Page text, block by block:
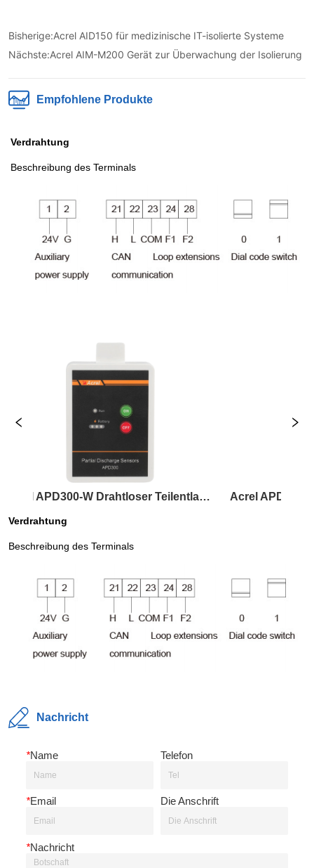
Bisherige:Acrel AID150 für medizinische IT-isolierte Systeme
Nächste:Acrel AIM-M200 Gerät zur Überwachung der Isolierung
Empfohlene Produkte
Acrel APD300-W Drahtloser Teilentladungssensor
Nachricht
*Name Telefon
*Email Die Anschrift
*Nachricht